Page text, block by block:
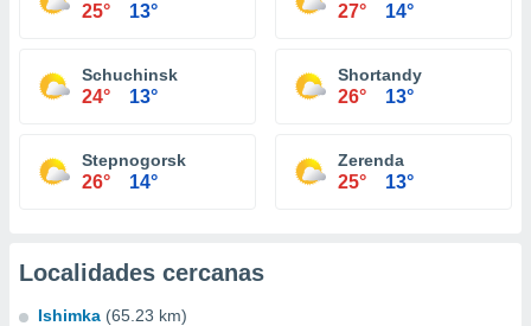
25° 13° 27° 14°
Schuchinsk
24° 13°
Shortandy
26° 13°
Stepnogorsk
26° 14°
Zerenda
25° 13°
Localidades cercanas
Ishimka (65.23 km)